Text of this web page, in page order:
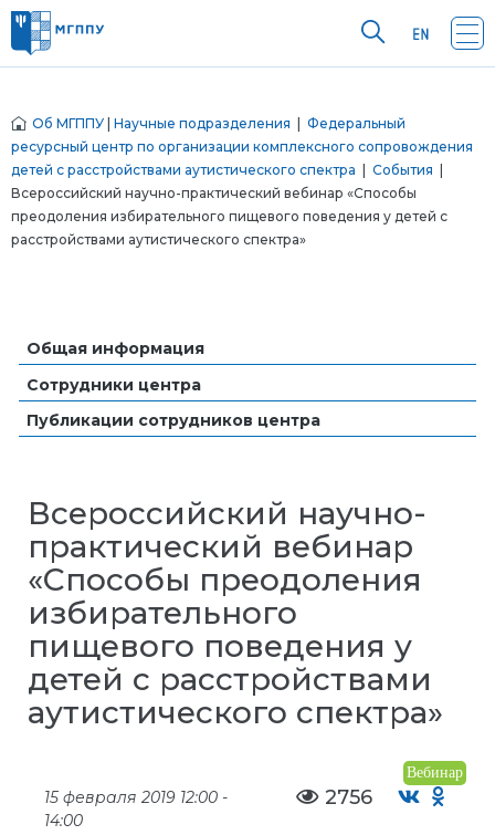
Об МГППУ Научные подразделения
Федеральный
ресурсный центр по организации комплексного сопровождения
детей с расстройствами аутистического спектра
События
Всероссийский научно-практический вебинар «Способы
преодоления избирательного пищевого поведения у детей с
расстройствами аутистического спектра»
Общая информация
Сотрудники центра
Публикации сотрудников центра
Всероссийский научно-
практический вебинар
«Способы преодоления
избирательного
пищевого поведения у
детей с расстройствами
аутистического спектра»
Вебинар
15 февраля 2019 12:00 -
14:00
2756